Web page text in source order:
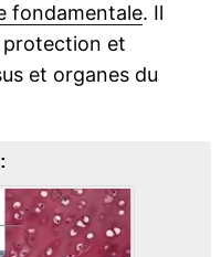
fondamentale. Il
protection et
et organes du